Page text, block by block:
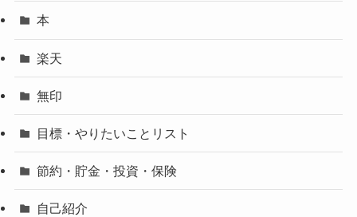
本
楽天
無印
目標・やりたいことリスト
節約・貯金・投資・保険
自己紹介